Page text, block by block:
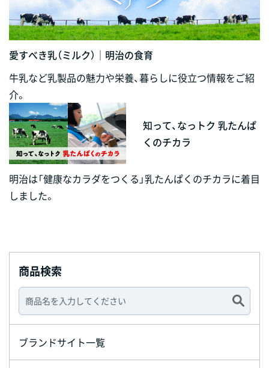
愛すべき乳（ミルク）｜明治の食育
牛乳など乳製品の魅力や栄養、暮らしに役立つ情報をご紹
介。
知って、なっトク 乳たんぱ
くのチカラ
明治は「健康なカラダをつくる」乳たんぱくのチカラに着目
しました。
商品検索
ブランドサイト一覧